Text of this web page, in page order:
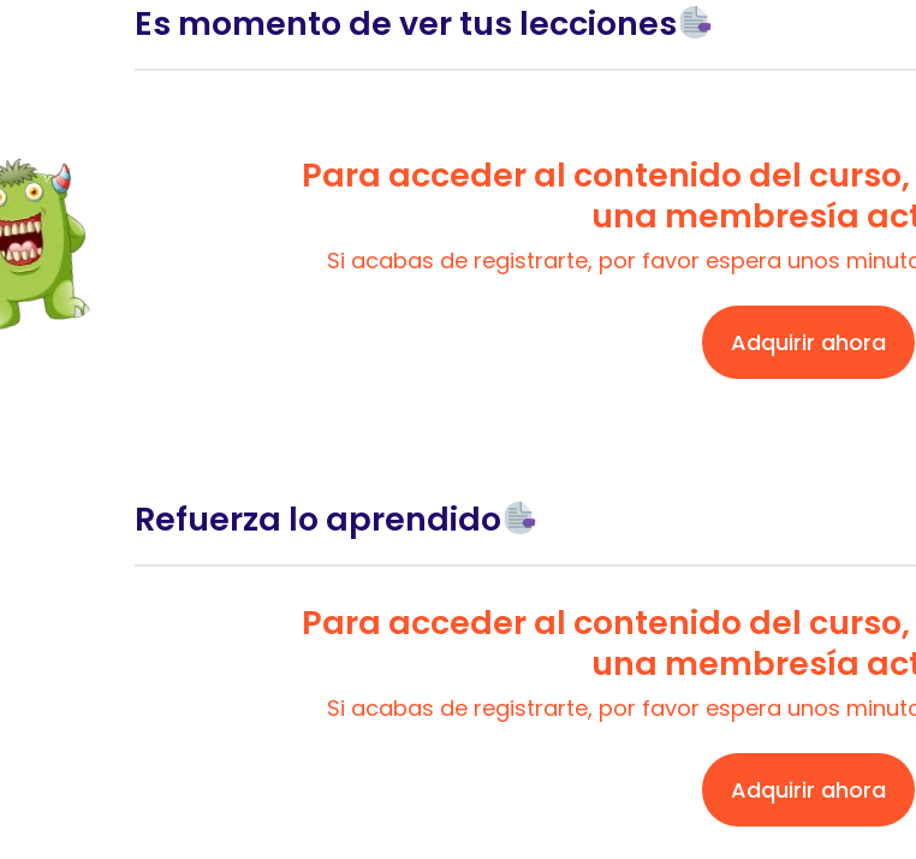
Es momento de ver tus lecciones
Para acceder al contenido del
una membresía
Si acabas de registrarte, por favor espera unos
Adquirir ahora
Refuerza lo aprendido
Para acceder al contenido del
una membresía
Si acabas de registrarte, por favor espera unos
Adquirir ahora